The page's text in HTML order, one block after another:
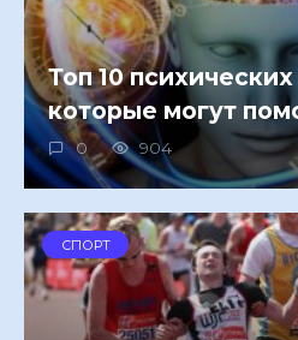
Топ 10
которые могут
0 904
СПОРТ